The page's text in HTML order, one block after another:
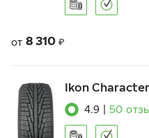
от 8 310 ₽
Ikon
4.9 50